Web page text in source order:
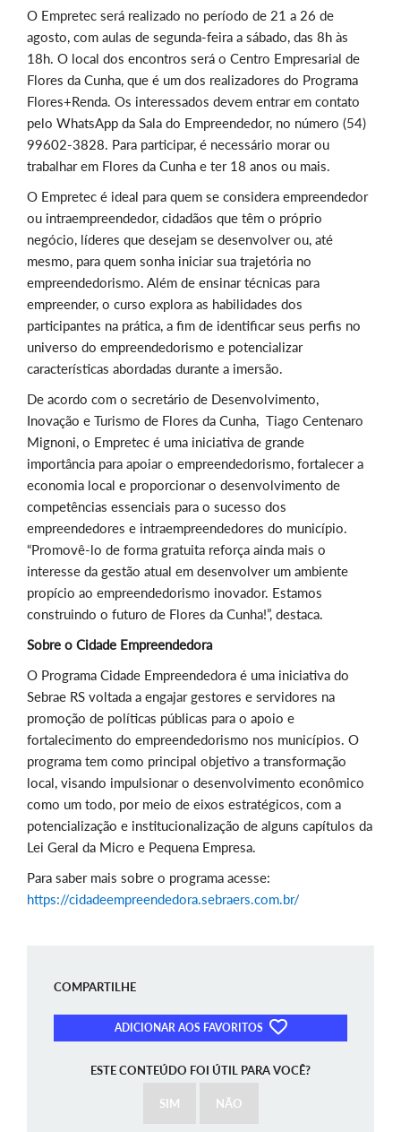
O Empretec será realizado no período de 21 a 26 de
agosto, com aulas de segunda-feira a sábado, das 8h às
18h. O local dos encontros será o Centro Empresarial de
Flores da Cunha, que é um dos realizadores do Programa
Flores+Renda. Os interessados devem entrar em contato
pelo WhatsApp da Sala do Empreendedor, no número (54)
99602-3828. Para participar, é necessário morar ou
trabalhar em Flores da Cunha e ter 18 anos ou mais.
O Empretec é ideal para quem se considera empreendedor
ou intraempreendedor, cidadãos que têm o próprio
negócio, líderes que desejam se desenvolver ou, até
mesmo, para quem sonha iniciar sua trajetória no
empreendedorismo. Além de ensinar técnicas para
empreender, o curso explora as habilidades dos
participantes na prática, a fim de identificar seus perfis no
universo do empreendedorismo e potencializar
características abordadas durante a imersão.
De acordo com o secretário de Desenvolvimento,
Inovação e Turismo de Flores da Cunha, Tiago Centenaro
Mignoni, o Empretec é uma iniciativa de grande
importância para apoiar o empreendedorismo, fortalecer a
economia local e proporcionar o desenvolvimento de
competências essenciais para o sucesso dos
empreendedores e intraempreendedores do município.
“Promovê-lo de forma gratuita reforça ainda mais o
interesse da gestão atual em desenvolver um ambiente
propício ao empreendedorismo inovador. Estamos
construindo o futuro de Flores da Cunha!”, destaca.
Sobre o Cidade Empreendedora
O Programa Cidade Empreendedora é uma iniciativa do
Sebrae RS voltada a engajar gestores e servidores na
promoção de políticas públicas para o apoio e
fortalecimento do empreendedorismo nos municípios. O
programa tem como principal objetivo a transformação
local, visando impulsionar o desenvolvimento econômico
como um todo, por meio de eixos estratégicos, com a
potencialização e institucionalização de alguns capítulos da
Lei Geral da Micro e Pequena Empresa.
Para saber mais sobre o programa acesse:
https://cidadeempreendedora.sebraers.com.br/
COMPARTILHE
ADICIONAR AOS FAVORITOS
ESTE CONTEÚDO FOI ÚTIL PARA VOCÊ?
SIM NÃO